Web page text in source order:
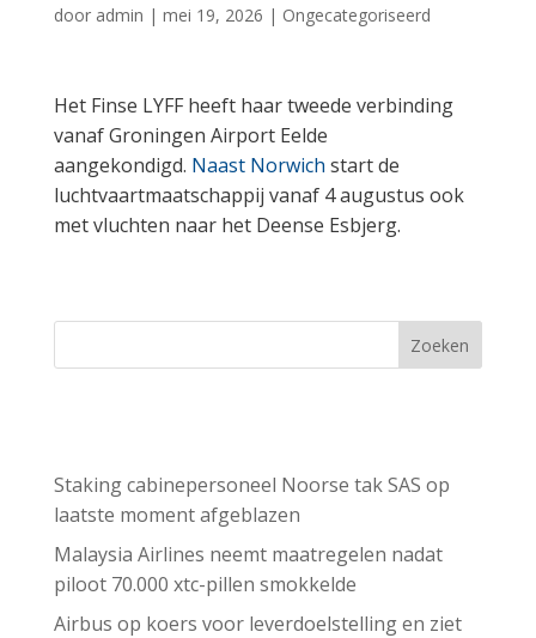
door admin | mei 19, 2026 | Ongecategoriseerd
Het Finse LYFF heeft haar tweede verbinding
vanaf Groningen Airport Eelde
aangekondigd. Naast Norwich start de
luchtvaartmaatschappij vanaf 4 augustus ook
met vluchten naar het Deense Esbjerg.
Zoeken
Staking cabinepersoneel Noorse tak SAS op
laatste moment afgeblazen
Malaysia Airlines neemt maatregelen nadat
piloot 70.000 xtc-pillen smokkelde
Airbus op koers voor leverdoelstelling en ziet